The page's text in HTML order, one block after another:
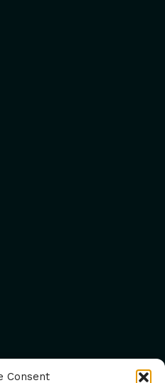
Consent